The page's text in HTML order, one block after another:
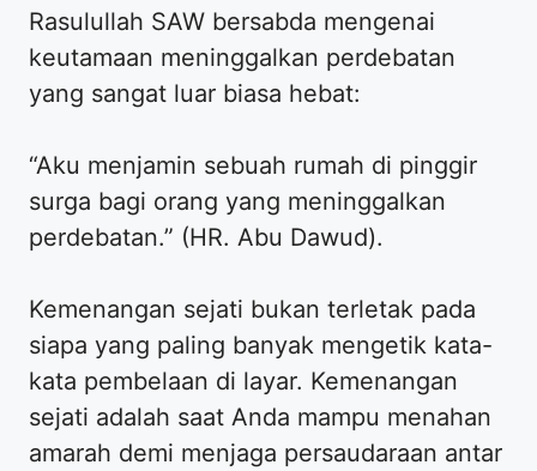
Rasulullah SAW bersabda mengenai
keutamaan meninggalkan perdebatan
yang sangat luar biasa hebat:
“Aku menjamin sebuah rumah di pinggir
surga bagi orang yang meninggalkan
perdebatan.” (HR. Abu Dawud).
Kemenangan sejati bukan terletak pada
siapa yang paling banyak mengetik kata-
kata pembelaan di layar. Kemenangan
sejati adalah saat Anda mampu menahan
amarah demi menjaga persaudaraan antar